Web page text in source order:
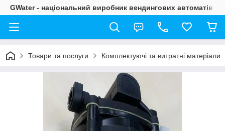
GWater - національний виробник вендингових автоматів
Товари та послуги Комплектуючі та витратні матеріали